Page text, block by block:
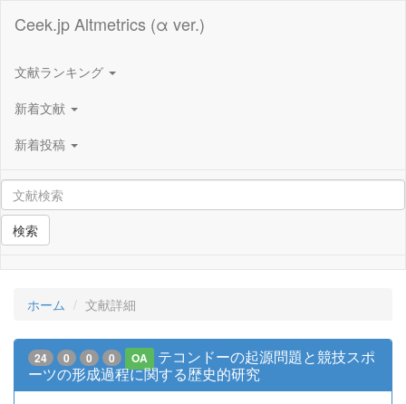
Ceek.jp Altmetrics (α ver.)
文献ランキング
新着文献
新着投稿
検索
ホーム 文献詳細
24 0 0 0 OA
テコンドーの起源問題と競技スポ
ーツの形成過程に関する歴史的研究